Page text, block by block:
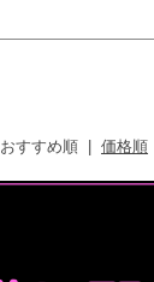
おすすめ順 価格順